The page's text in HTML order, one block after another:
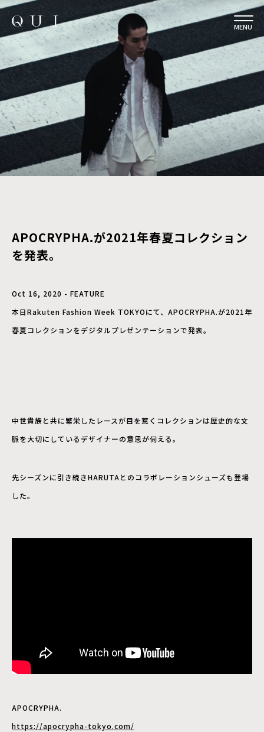
MENU
APOCRYPHA.が2021年春夏コレクション
を発表。
Oct 16, 2020 - FEATURE
本日Rakuten Fashion Week TOKYOにて、APOCRYPHA.が2021年
春夏コレクションをデジタルプレゼンテーションで発表。
中世貴族と共に繁栄したレースが目を惹くコレクションは歴史的な文
脈を大切にしているデザイナーの意思が伺える。
先シーズンに引き続きHARUTAとのコラボレーションシューズも登場
した。
APOCRYPHA.
https://apocrypha-tokyo.com/